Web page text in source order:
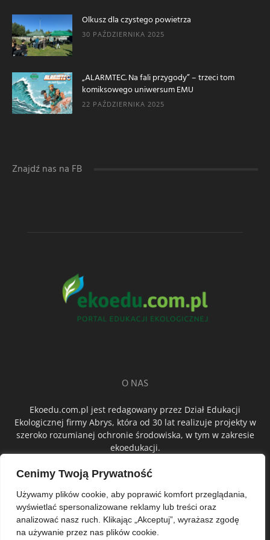
Cenimy Twoją Prywatność
Używamy plików cookie, aby poprawić komfort przeglądania,
wyświetlać spersonalizowane reklamy lub treści oraz
analizować nasz ruch. Klikając „Akceptuj”, wyrażasz zgodę
na używanie przez nas plików cookie.
Olkusz dla czystego powietrza
30 PAŹDZIERNIKA 2025
„ALARMTEC. Na fali przygody” – trzeci tom
komiksowego uniwersum EMU
22 PAŹDZIERNIKA 2025
Znajdź nas na FB
O NAS
Ekoedu.com.pl jest redagowany przez Dział Edukacji
Ekologicznej firmy Abrys, która od 30 lat realizuje projekty w
szeroko rozumianej ochronie środowiska, w tym w zakresie
ekoedukacji.
ŚLEDŹ NAS